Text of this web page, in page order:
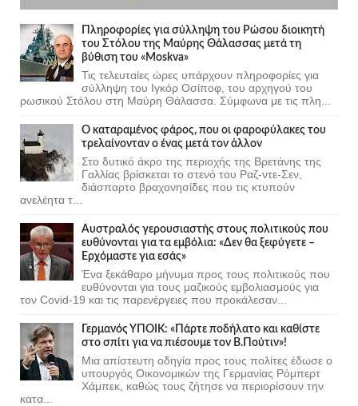
Πληροφορίες για σύλληψη του Ρώσου διοικητή
του Στόλου της Mαύρης Θάλασσας μετά τη
βύθιση του «Moskva»
Τις τελευταίες ώρες υπάρχουν πληροφορίες για
σύλληψη του Ιγκόρ Οσίποφ, του αρχηγού του
ρωσικού Στόλου στη Μαύρη Θάλασσα. Σύμφωνα με τις πλη...
Ο καταραμένος φάρος, που οι φαροφύλακες του
τρελαίνονταν ο ένας μετά τον άλλον
Στο δυτικό άκρο της περιοχής της Βρετάνης της
Γαλλίας βρίσκεται το στενό του Ραζ-ντε-Σεν,
διάσπαρτο βραχονησίδες που τις κτυπούν
ανελέητα τ...
Αυστραλός γερουσιαστής στους πολιτικούς που
ευθύνονται για τα εμβόλια: «Δεν θα ξεφύγετε –
Ερχόμαστε για εσάς»
Ένα ξεκάθαρο μήνυμα προς τους πολιτικούς που
ευθύνονται για τους μαζικούς εμβολιασμούς για
τον Covid-19 και τις παρενέργειες που προκάλεσαν...
Γερμανός ΥΠΟΙΚ: «Πάρτε ποδήλατο και καθίστε
στο σπίτι για να πιέσουμε τον Β.Πούτιν»!
Μια απίστευτη οδηγία προς τους πολίτες έδωσε ο
υπουργός Οικονομικών της Γερμανίας Ρόμπερτ
Χάμπεκ, καθώς τους ζήτησε να περιορίσουν την
κατα...